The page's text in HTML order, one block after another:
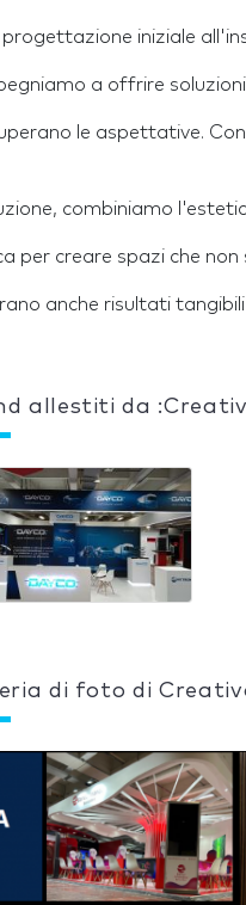
progettazione iniziale
a offrire
le aspettative.
combiniamo
per creare spazi che
anche risultati
allestiti da
di foto di